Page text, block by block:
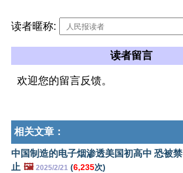
读者暱称:
读者留言
欢迎您的留言反馈。
相关文章：
中国制造的电子烟渗透美国初高中 恐被禁
止 🖼️ 2025/2/21 (6,235次)